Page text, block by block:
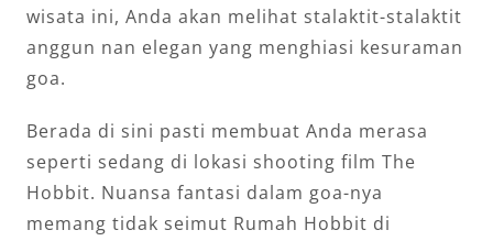
wisata ini, Anda akan melihat stalaktit-stalaktit
anggun nan elegan yang menghiasi kesuraman
goa.
Berada di sini pasti membuat Anda merasa
seperti sedang di lokasi shooting film The
Hobbit. Nuansa fantasi dalam goa-nya
memang tidak seimut Rumah Hobbit di